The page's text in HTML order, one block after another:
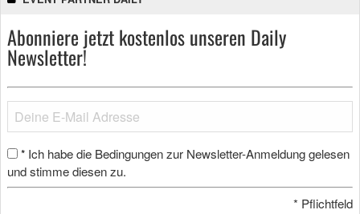
Abonniere jetzt kostenlos unseren Daily
Newsletter!
* Ich habe die Bedingungen zur Newsletter-Anmeldung gelesen
und stimme diesen zu.
* Pflichtfeld